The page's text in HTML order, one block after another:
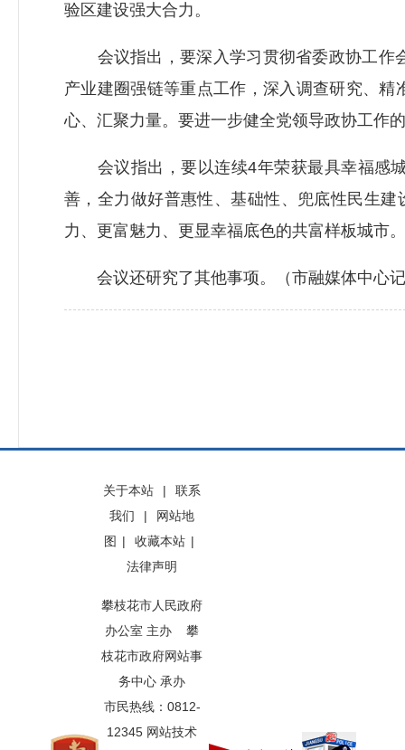
验区建设强大合力。
会议指出，要深入学习贯彻省委政协工作
产业建圈强链等重点工作，深入调查研究、
心、汇聚力量。要进一步健全党领导政协工作
会议指出，要以连续4年荣获最具幸福感城
善，全力做好普惠性、基础性、兜底性民生
力、更富魅力、更显幸福底色的共富样板城市。
会议还研究了其他事项。（市融媒体中心
关于本站 |
联系
我们
|
网站地
图 | 收藏本站 |
法律声明
攀枝花市人民政府
办公室 主办 攀
枝花市政府网站事
务中心 承办
市民热线：0812-
12345 网站技术